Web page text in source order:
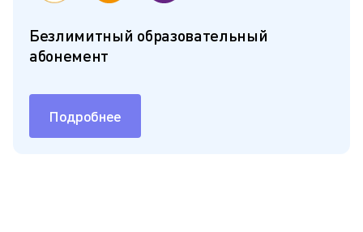
Безлимитный образовательный
абонемент
Подробнее